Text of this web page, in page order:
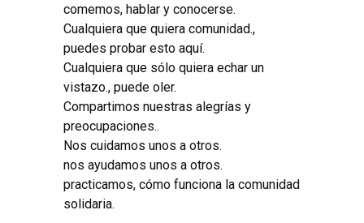
comemos, hablar y conocerse.
Cualquiera que quiera comunidad.,
puedes probar esto aquí.
Cualquiera que sólo quiera echar un
vistazo., puede oler.
Compartimos nuestras alegrías y
preocupaciones..
Nos cuidamos unos a otros.
nos ayudamos unos a otros.
practicamos, cómo funciona la comunidad
solidaria.